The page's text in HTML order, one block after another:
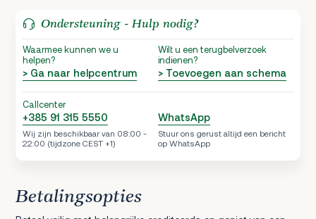
Ondersteuning - Hulp nodig?
Waarmee kunnen we u
helpen?
> Ga naar helpcentrum
Wilt u een terugbelverzoek
indienen?
> Toevoegen aan schema
Callcenter
+385 91 315 5550
Wij zijn beschikbaar van 08:00 -
22:00 (tijdzone CEST +1)
WhatsApp
Stuur ons gerust altijd een bericht
op WhatsApp
Betalingsopties